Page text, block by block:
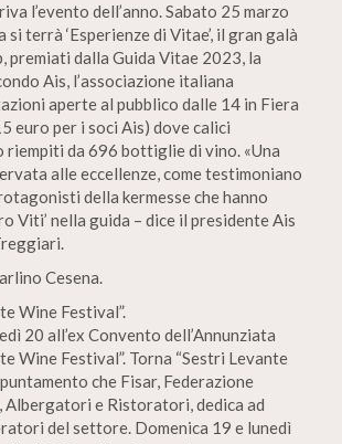
l’evento dell’anno. Sabato 25 marzo
si terrà ‘Esperienze di Vitae’, il gran galà
premiati dalla Guida Vitae 2023, la
Ais, l’associazione italiana
aperte al pubblico dalle 14 in Fiera
euro per i soci Ais) dove calici
da 696 bottiglie di vino. «Una
alle eccellenze, come testimoniano
della kermesse che hanno
Viti’ nella guida – dice il presidente Ais
Cesena.
Wine Festival”.
20 all’ex Convento dell’Annunziata
Wine Festival”. Torna “Sestri Levante
che Fisar, Federazione
Albergatori e Ristoratori, dedica ad
del settore. Domenica 19 e lunedì